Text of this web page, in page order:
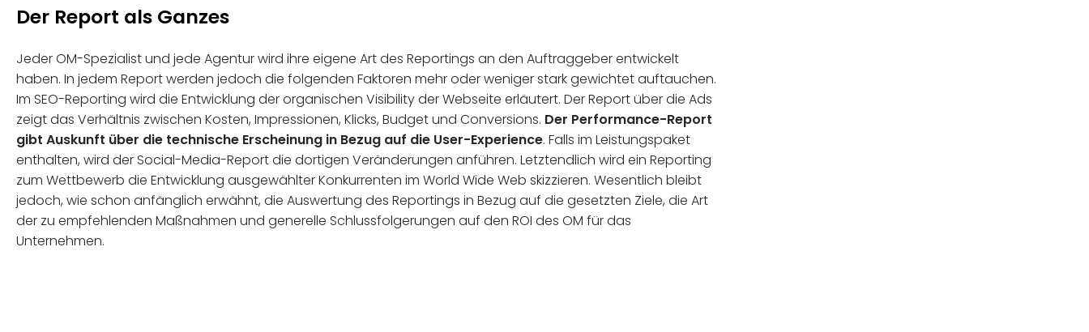
Der Report als Ganzes
Jeder OM-Spezialist und jede Agentur wird ihre eigene Art des Reportings an den Auftraggeber entwickelt
haben. In jedem Report werden jedoch die folgenden Faktoren mehr oder weniger stark gewichtet auftauchen.
Im SEO-Reporting wird die Entwicklung der organischen Visibility der Webseite erläutert. Der Report über die Ads
zeigt das Verhältnis zwischen Kosten, Impressionen, Klicks, Budget und Conversions. Der Performance-Report
gibt Auskunft über die technische Erscheinung in Bezug auf die User-Experience. Falls im Leistungspaket
enthalten, wird der Social-Media-Report die dortigen Veränderungen anführen. Letztendlich wird ein Reporting
zum Wettbewerb die Entwicklung ausgewählter Konkurrenten im World Wide Web skizzieren. Wesentlich bleibt
jedoch, wie schon anfänglich erwähnt, die Auswertung des Reportings in Bezug auf die gesetzten Ziele, die Art
der zu empfehlenden Maßnahmen und generelle Schlussfolgerungen auf den ROI des OM für das
Unternehmen.